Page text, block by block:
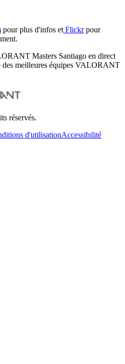
pour plus d'infos et Flickrpour
Masters Santiago en direct
des meilleures équipes VALORANT
réservés.
d'utilisationAccessibilité